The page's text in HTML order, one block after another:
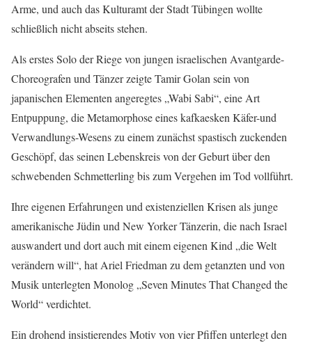
Arme, und auch das Kulturamt der Stadt Tübingen wollte
schließlich nicht abseits stehen.
Als erstes Solo der Riege von jungen israelischen Avantgarde-
Choreografen und Tänzer zeigte Tamir Golan sein von
japanischen Elementen angeregtes „Wabi Sabi“, eine Art
Entpuppung, die Metamorphose eines kafkaesken Käfer-und
Verwandlungs-Wesens zu einem zunächst spastisch zuckenden
Geschöpf, das seinen Lebenskreis von der Geburt über den
schwebenden Schmetterling bis zum Vergehen im Tod vollführt.
Ihre eigenen Erfahrungen und existenziellen Krisen als junge
amerikanische Jüdin und New Yorker Tänzerin, die nach Israel
auswandert und dort auch mit einem eigenen Kind „die Welt
verändern will“, hat Ariel Friedman zu dem getanzten und von
Musik unterlegten Monolog „Seven Minutes That Changed the
World“ verdichtet.
Ein drohend insistierendes Motiv von vier Pfiffen unterlegt den